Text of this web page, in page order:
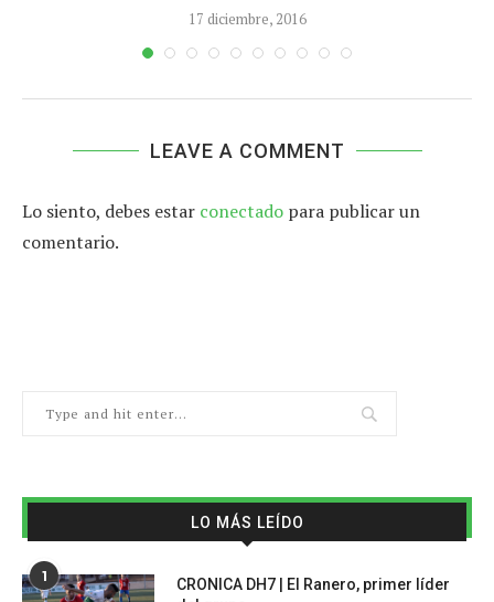
17 diciembre, 2016
LEAVE A COMMENT
Lo siento, debes estar conectado para publicar un
comentario.
LO MÁS LEÍDO
1
CRONICA DH7 | El Ranero, primer líder